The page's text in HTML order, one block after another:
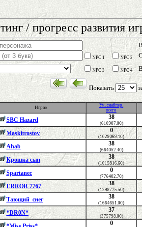
/ прогресс развития
NPC 1 NPC 2
NPC 3 NPC 4
Показать
Игрок
Ум. снайпер.
всего
SBC Hazard 38
(610907.00)
Maskitrostov 0
(1029069.10)
Ahab 38
(664052.40)
Крошка сын 38
(1015816.60)
Spartanec 0
(776402.70)
ERROR 7767 38
(1298775.50)
Тающий_снег 38
(1664651.00)
*DR0N* 37
(375798.00)
0